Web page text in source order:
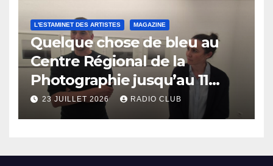
L'ESTAMINET DES ARTISTES MAGAZINE
Quelque chose de bleu au
Centre Régional de la
Photographie jusqu’au 11
octobre
23 JUILLET 2026 RADIO CLUB